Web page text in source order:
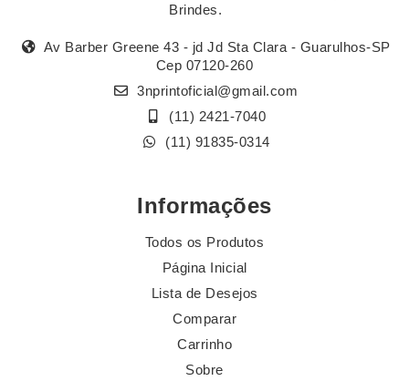
Brindes.
Av Barber Greene 43 - jd Jd Sta Clara - Guarulhos-SP
Cep 07120-260
3nprintoficial@gmail.com
(11) 2421-7040
(11) 91835-0314
Informações
Todos os Produtos
Página Inicial
Lista de Desejos
Comparar
Carrinho
Sobre